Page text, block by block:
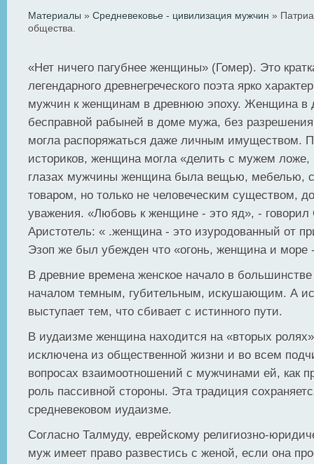
Материалы » Средневековье - цивилизация мужчин »
общества.
«Нет ничего пагубнее женщины» (Гомер). Это
легендарного древнегреческого поэта ярко
мужчин к женщинам в древнюю эпоху. Женщина в
бесправной рабыней в доме мужа, без разрешения
могла распоряжаться даже личным имуществом.
историков, женщина могла «делить с мужем ложе,
глазах мужчины женщина была вещью, мебелью,
товаром, но только не человеческим существом,
уважения. «Любовь к женщине - это яд», - говорил
Аристотель: « .женщина - это изуродованный от
Эзоп же был убежден что «огонь, женщина и море
В древние времена женское начало в большинстве
началом темным, губительным, искушающим. А
выступает тем, что сбивает с истинного пути.
В иудаизме женщина находится на «вторых
исключена из общественной жизни и во всем
вопросах взаимоотношений с мужчинами ей, как
роль пассивной стороны. Эта традиция
средневековом иудаизме.
Согласно Талмуду, еврейскому религиозно-
муж имеет право развестись с женой, если она